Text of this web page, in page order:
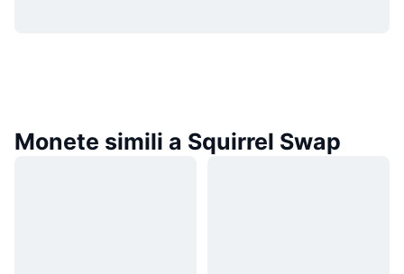
Monete simili a Squirrel Swap